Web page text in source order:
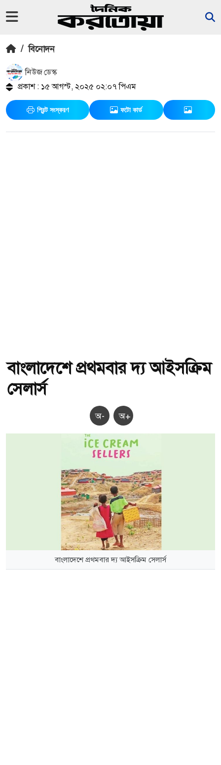
/ বিনোদন
নিউজ ডেস্ক
প্রকাশ : ১৫ আগস্ট, ২০২৫ ০২:০৭ পিএম
প্রিন্ট সংস্করণ ফটো কার্ড
বাংলাদেশে প্রথমবার দ্য আইসক্রিম
সেলার্স
অ- অ+
বাংলাদেশে প্রথমবার দ্য আইসক্রিম সেলার্স